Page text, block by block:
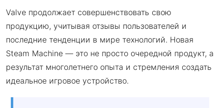
Valve продолжает совершенствовать свою
продукцию, учитывая отзывы пользователей и
последние тенденции в мире технологий. Новая
Steam Machine — это не просто очередной продукт, а
результат многолетнего опыта и стремления создать
идеальное игровое устройство.